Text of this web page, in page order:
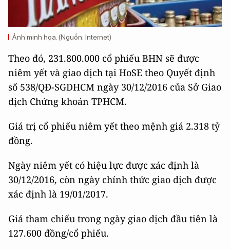
Ảnh minh họa. (Nguồn: Internet)
Theo đó, 231.800.000 cổ phiếu BHN sẽ được
niêm yết và giao dịch tại HoSE theo Quyết định
số 538/QĐ-SGDHCM ngày 30/12/2016 của Sở Giao
dịch Chứng khoán TPHCM.
Giá trị cổ phiếu niêm yết theo mệnh giá 2.318 tỷ
đồng.
Ngày niêm yết có hiệu lực được xác định là
30/12/2016, còn ngày chính thức giao dịch được
xác định là 19/01/2017.
Giá tham chiếu trong ngày giao dịch đầu tiên là
127.600 đồng/cổ phiếu.